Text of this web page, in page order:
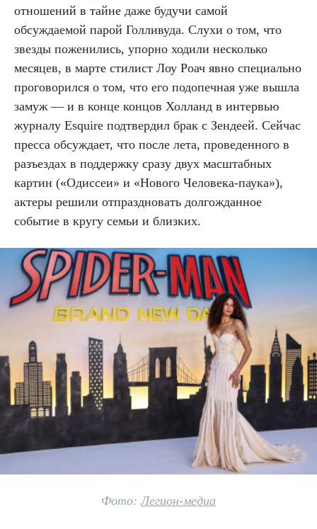
отношений в тайне даже будучи самой
обсуждаемой парой Голливуда. Слухи о том, что
звезды поженились, упорно ходили несколько
месяцев, в марте стилист Лоу Роач явно специально
проговорился о том, что его подопечная уже вышла
замуж — и в конце концов Холланд в интервью
журналу Esquire подтвердил брак с Зендеей. Сейчас
пресса обсуждает, что после лета, проведенного в
разъездах в поддержку сразу двух масштабных
картин («Одиссеи» и «Нового Человека-паука»),
актеры решили отпраздновать долгожданное
событие в кругу семьи и близких.
Фото:Легион-медиа